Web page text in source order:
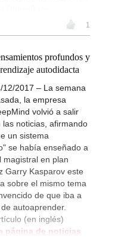
1
profundos y
autodidacta
12/2017 – La semana
la empresa
volvió a salir
las noticias, afirmando
un sistema
se había enseñado a
magistral en plan
Garry Kasparov este
sobre el mismo tema
de que iba a
autoaprender.
(en inglés)
página de noticias